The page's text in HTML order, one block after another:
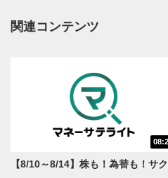
関連コンテンツ